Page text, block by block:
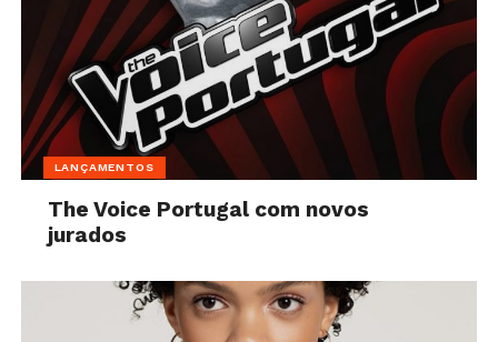
LANÇAMENTOS
The Voice Portugal com novos
jurados